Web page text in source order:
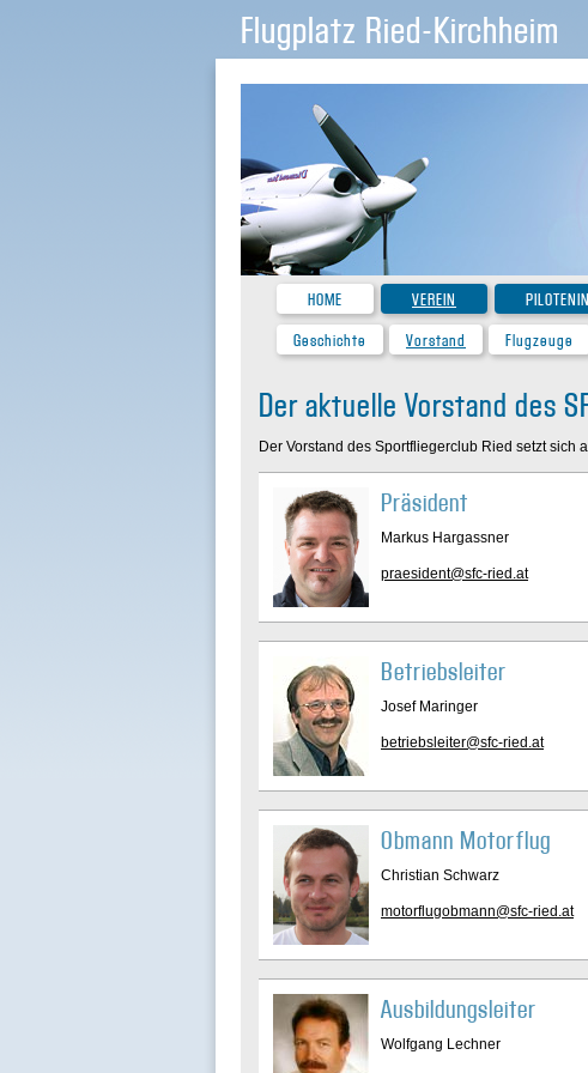
Flugplatz Ried-Kirchheim
HOME VEREIN
Geschichte
Vorstand Flugzeuge
Der aktuelle Vorstand des
Der Vorstand des Sportfliegerclub Ried setzt sich
Präsident
Markus Hargassner
praesident@sfc-ried.at
Betriebsleiter
Josef Maringer
betriebsleiter@sfc-ried.at
Obmann Motorflug
Christian Schwarz
motorflugobmann@sfc-ried.at
Ausbildungsleiter
Wolfgang Lechner